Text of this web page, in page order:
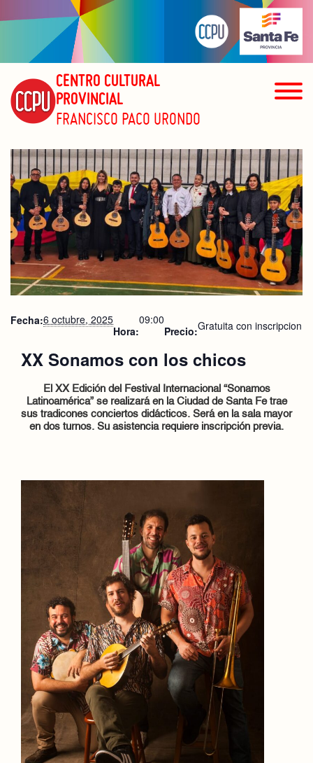
CENTRO CULTURAL
PROVINCIAL
FRANCISCO PACO URONDO
Fecha:6 octubre, 2025
Hora:
09:00
Precio:Gratuita con inscripcion
XX Sonamos con los chicos
El XX Edición del Festival Internacional “Sonamos
Latinoamérica” se realizará en la Ciudad de Santa Fe trae
sus tradicones conciertos didácticos. Será en la sala mayor
en dos turnos. Su asistencia requiere inscripción previa.